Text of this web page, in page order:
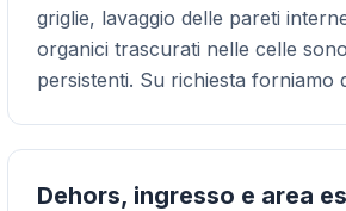
griglie, lavaggio delle pareti
organici trascurati nelle celle
persistenti. Su richiesta forniamo
Dehors, ingresso e area